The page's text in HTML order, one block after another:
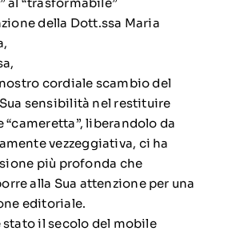
della Dott.ssa Maria
cordiale scambio del
sensibilità nel restituire
liberandolo da
vezzeggiativa, ci ha
più profonda che
alla Sua attenzione per una
editoriale.
stato il secolo del mobile